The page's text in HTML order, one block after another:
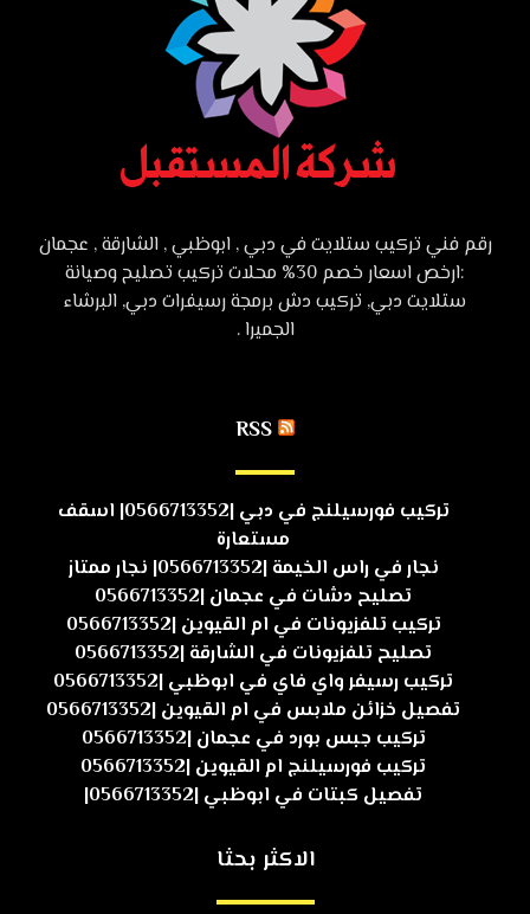
رقم فني تركيب ستلايت في دبي , ابوظبي , الشارقة , عجمان
:ارخص اسعار خصم 30% محلات تركيب تصليح وصيانة
ستلايت دبي, تركيب دش برمجة رسيفرات دبي, البرشاء
الجميرا .
RSS
تركيب فورسيلنج في دبي |0566713352| اسقف
مستعارة
نجار في راس الخيمة |0566713352| نجار ممتاز
تصليح دشات في عجمان |0566713352
تركيب تلفزيونات في ام القيوين |0566713352
تصليح تلفزيونات في الشارقة |0566713352
تركيب رسيفر واي فاي في ابوظبي |0566713352
تفصيل خزائن ملابس في ام القيوين |0566713352
تركيب جبس بورد في عجمان |0566713352
تركيب فورسيلنج ام القيوين |0566713352
تفصيل كبتات في ابوظبي |0566713352|
الاكثر بحثا